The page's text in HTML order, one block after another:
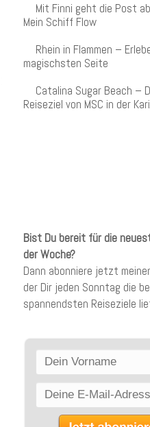
Mit Finni geht die Post
Mein Schiff Flow
Rhein in Flammen –
magischsten Seite
Catalina Sugar Beach –
Reiseziel von MSC in der
Bist Du bereit für die
der Woche?
Dann abonniere jetzt
der Dir jeden Sonntag die
spannendsten Reiseziele